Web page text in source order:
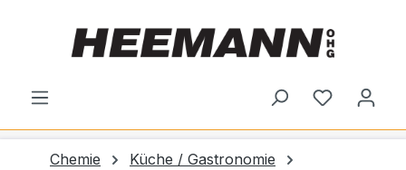
Du hast 0
Chemie
Küche / Gastronomie